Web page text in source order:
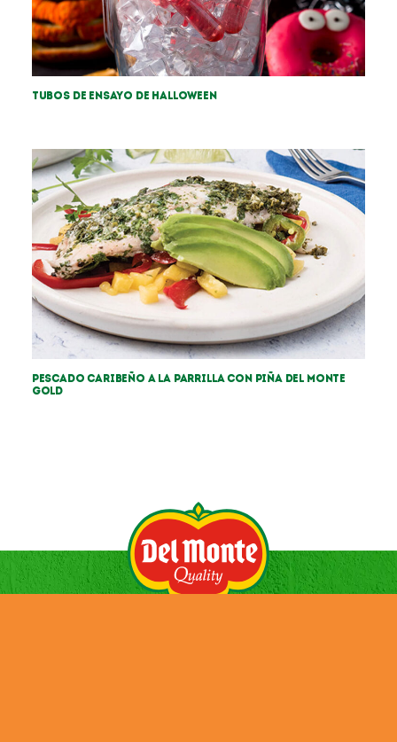
Tubos de ensayo de Halloween
Pescado caribeño a la parrilla con piña Del Monte
Gold